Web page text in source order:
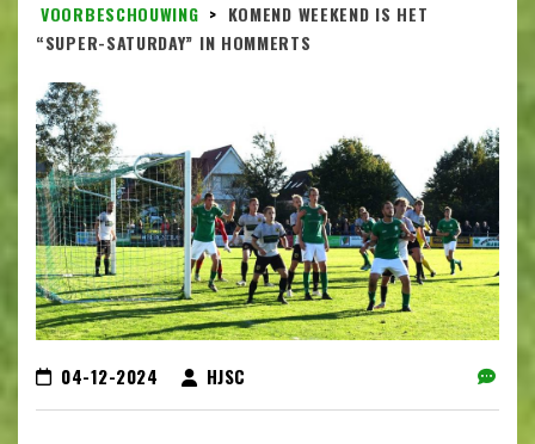
VOORBESCHOUWING > KOMEND WEEKEND IS HET
“SUPER-SATURDAY” IN HOMMERTS
04-12-2024 HJSC